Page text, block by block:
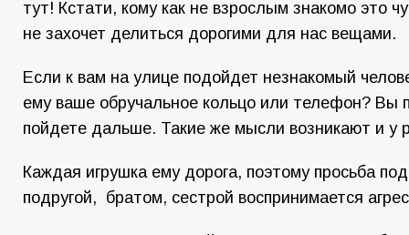
тут! Кстати, кому как не взрослым знакомо это
не захочет делиться дорогими для нас вещами.
Если к вам на улице подойдет незнакомый
ему ваше обручальное кольцо или телефон? Вы
пойдете дальше. Такие же мысли возникают и у
Каждая игрушка ему дорога, поэтому просьба
подругой, братом, сестрой воспринимается